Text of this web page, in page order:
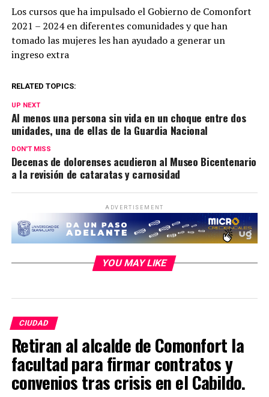
Los cursos que ha impulsado el Gobierno de Comonfort
2021 – 2024 en diferentes comunidades y que han
tomado las mujeres les han ayudado a generar un
ingreso extra
RELATED TOPICS:
UP NEXT
Al menos una persona sin vida en un choque entre dos
unidades, una de ellas de la Guardia Nacional
DON'T MISS
Decenas de dolorenses acudieron al Museo Bicentenario
a la revisión de cataratas y carnosidad
ADVERTISEMENT
YOU MAY LIKE
CIUDAD
Retiran al alcalde de Comonfort la
facultad para firmar contratos y
convenios tras crisis en el Cabildo.